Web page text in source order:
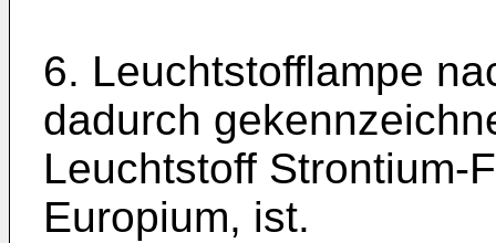
6. Leuchtstofflampe
dadurch
Leuchtstoff Strontium-
Europium, ist.